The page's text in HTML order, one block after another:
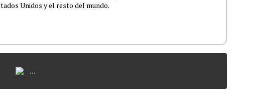
Unidos y el resto del mundo.
...